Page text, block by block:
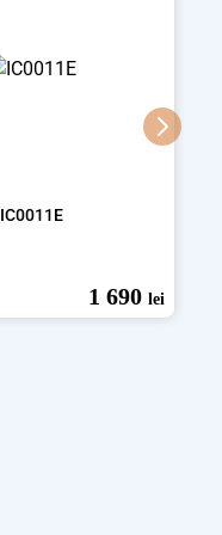
IC0011E
1 690 lei